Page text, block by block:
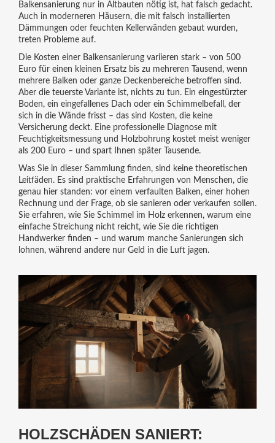
Balkensanierung nur in Altbauten nötig ist, hat falsch gedacht.
Auch in moderneren Häusern, die mit falsch installierten
Dämmungen oder feuchten Kellerwänden gebaut wurden,
treten Probleme auf.
Die Kosten einer Balkensanierung variieren stark – von 500
Euro für einen kleinen Ersatz bis zu mehreren Tausend, wenn
mehrere Balken oder ganze Deckenbereiche betroffen sind.
Aber die teuerste Variante ist, nichts zu tun. Ein eingestürzter
Boden, ein eingefallenes Dach oder ein Schimmelbefall, der
sich in die Wände frisst – das sind Kosten, die keine
Versicherung deckt. Eine professionelle Diagnose mit
Feuchtigkeitsmessung und Holzbohrung kostet meist weniger
als 200 Euro – und spart Ihnen später Tausende.
Was Sie in dieser Sammlung finden, sind keine theoretischen
Leitfäden. Es sind praktische Erfahrungen von Menschen, die
genau hier standen: vor einem verfaulten Balken, einer hohen
Rechnung und der Frage, ob sie sanieren oder verkaufen sollen.
Sie erfahren, wie Sie Schimmel im Holz erkennen, warum eine
einfache Streichung nicht reicht, wie Sie die richtigen
Handwerker finden – und warum manche Sanierungen sich
lohnen, während andere nur Geld in die Luft jagen.
HOLZSCHÄDEN SANIERT: